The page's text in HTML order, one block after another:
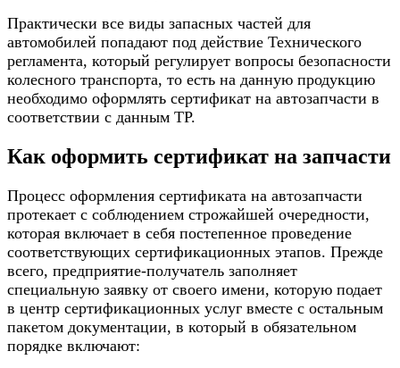
Практически все виды запасных частей для
автомобилей попадают под действие Технического
регламента, который регулирует вопросы безопасности
колесного транспорта, то есть на данную продукцию
необходимо оформлять сертификат на автозапчасти в
соответствии с данным ТР.
Как оформить сертификат на запчасти
Процесс оформления сертификата на автозапчасти
протекает с соблюдением строжайшей очередности,
которая включает в себя постепенное проведение
соответствующих сертификационных этапов. Прежде
всего, предприятие-получатель заполняет
специальную заявку от своего имени, которую подает
в центр сертификационных услуг вместе с остальным
пакетом документации, в который в обязательном
порядке включают: